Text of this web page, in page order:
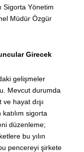
Sigorta Yönetim
Müdür Özgür
Girecek
gelişmeler
Mevcut durumda
hayat dışı
sigorta
düzenleme;
bu yılın
pencereyi şirkete